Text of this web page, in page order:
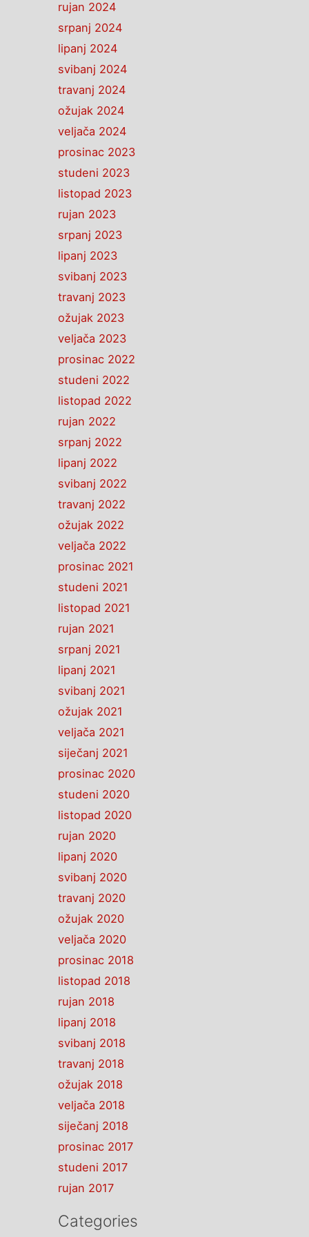
rujan 2024
srpanj 2024
lipanj 2024
svibanj 2024
travanj 2024
ožujak 2024
veljača 2024
prosinac 2023
studeni 2023
listopad 2023
rujan 2023
srpanj 2023
lipanj 2023
svibanj 2023
travanj 2023
ožujak 2023
veljača 2023
prosinac 2022
studeni 2022
listopad 2022
rujan 2022
srpanj 2022
lipanj 2022
svibanj 2022
travanj 2022
ožujak 2022
veljača 2022
prosinac 2021
studeni 2021
listopad 2021
rujan 2021
srpanj 2021
lipanj 2021
svibanj 2021
ožujak 2021
veljača 2021
siječanj 2021
prosinac 2020
studeni 2020
listopad 2020
rujan 2020
lipanj 2020
svibanj 2020
travanj 2020
ožujak 2020
veljača 2020
prosinac 2018
listopad 2018
rujan 2018
lipanj 2018
svibanj 2018
travanj 2018
ožujak 2018
veljača 2018
siječanj 2018
prosinac 2017
studeni 2017
rujan 2017
Categories